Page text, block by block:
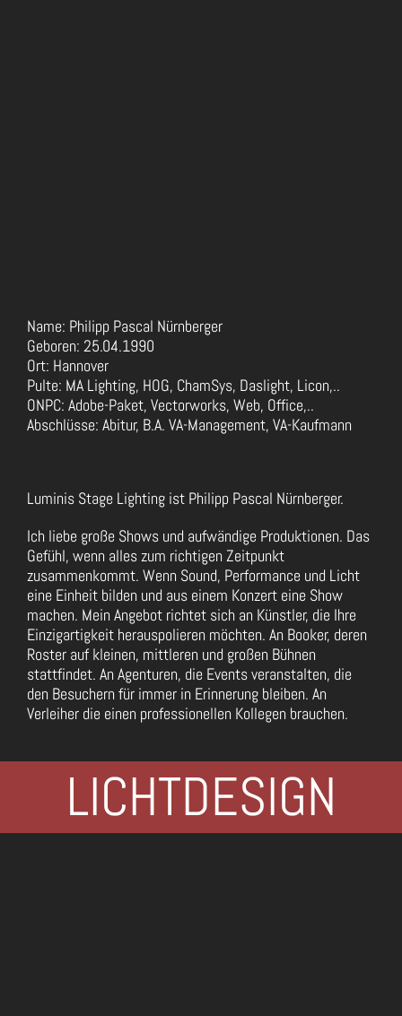
Name: Philipp Pascal Nürnberger
Geboren: 25.04.1990
Ort: Hannover
Pulte: MA Lighting, HOG, ChamSys, Daslight, Licon,..
ONPC: Adobe-Paket, Vectorworks, Web, Office,..
Abschlüsse: Abitur, B.A. VA-Management, VA-Kaufmann
Luminis Stage Lighting ist Philipp Pascal Nürnberger.
Ich liebe große Shows und aufwändige Produktionen. Das
Gefühl, wenn alles zum richtigen Zeitpunkt
zusammenkommt. Wenn Sound, Performance und Licht
eine Einheit bilden und aus einem Konzert eine Show
machen. Mein Angebot richtet sich an Künstler, die Ihre
Einzigartigkeit herauspolieren möchten. An Booker, deren
Roster auf kleinen, mittleren und großen Bühnen
stattfindet. An Agenturen, die Events veranstalten, die
den Besuchern für immer in Erinnerung bleiben. An
Verleiher die einen professionellen Kollegen brauchen.
LICHTDESIGN